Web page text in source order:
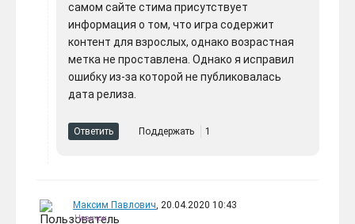
самом сайте стима присутствует
информация о том, что игра содержит
контент для взрослых, однако возрастная
метка не проставлена. Однако я исправил
ошибку из-за которой не публиковалась
дата релиза.
Ответить Поддержать 1
Максим Павлович, 20.04.2020 10:43
Новичок